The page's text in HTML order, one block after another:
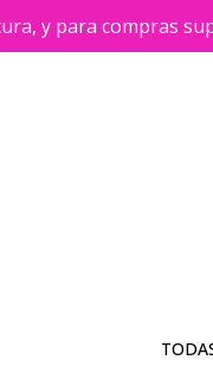
y para compras